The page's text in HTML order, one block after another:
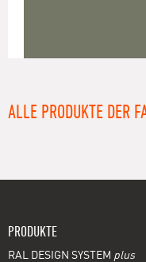
ALLE PRODUKTE DER
PRODUKTE
RAL DESIGN SYSTEM plus